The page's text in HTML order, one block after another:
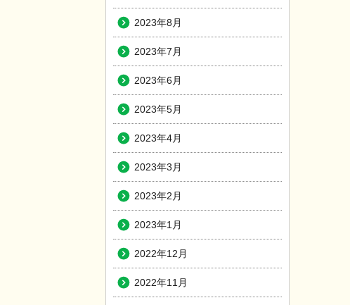
2023年8月
2023年7月
2023年6月
2023年5月
2023年4月
2023年3月
2023年2月
2023年1月
2022年12月
2022年11月